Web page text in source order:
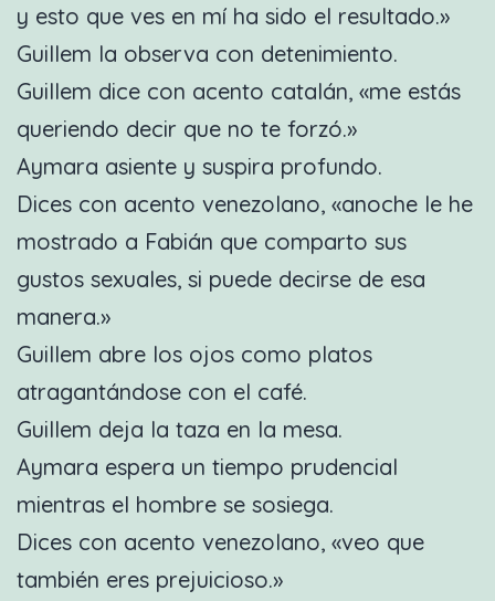
y esto que ves en mí ha sido el resultado.»
Guillem la observa con detenimiento.
Guillem dice con acento catalán, «me estás
queriendo decir que no te forzó.»
Aymara asiente y suspira profundo.
Dices con acento venezolano, «anoche le he
mostrado a Fabián que comparto sus
gustos sexuales, si puede decirse de esa
manera.»
Guillem abre los ojos como platos
atragantándose con el café.
Guillem deja la taza en la mesa.
Aymara espera un tiempo prudencial
mientras el hombre se sosiega.
Dices con acento venezolano, «veo que
también eres prejuicioso.»